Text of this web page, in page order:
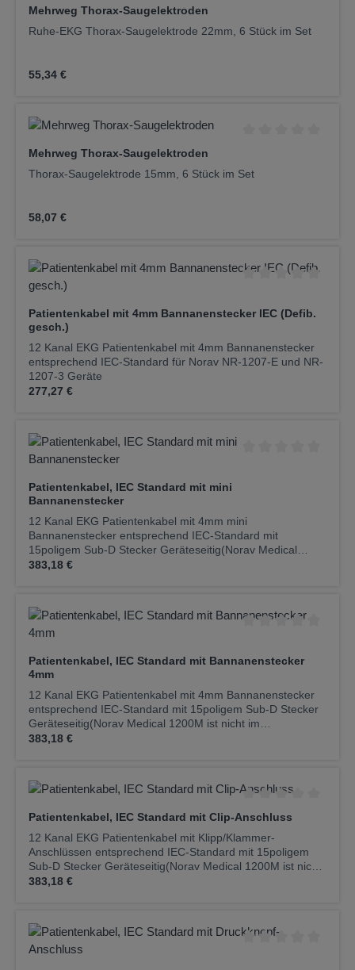
Mehrweg Thorax-Saugelektroden
Ruhe-EKG Thorax-Saugelektrode 22mm, 6 Stück im Set
Regulärer Preis:
55,34 €
Mehrweg Thorax-Saugelektroden
Thorax-Saugelektrode 15mm, 6 Stück im Set
Regulärer Preis:
58,07 €
Patientenkabel mit 4mm Bannanenstecker IEC (Defib.
gesch.)
12 Kanal EKG Patientenkabel mit 4mm Bannanenstecker
entsprechend IEC-Standard für Norav NR-1207-E und NR-
1207-3 Geräte
Regulärer Preis:
277,27 €
Patientenkabel, IEC Standard mit mini
Bannanenstecker
12 Kanal EKG Patientenkabel mit 4mm mini
Bannanenstecker entsprechend IEC-Standard mit
15poligem Sub-D Stecker Geräteseitig(Norav Medical
1200M ist nicht im Lieferumfang enthalten)
Regulärer Preis:
383,18 €
Patientenkabel, IEC Standard mit Bannanenstecker
4mm
12 Kanal EKG Patientenkabel mit 4mm Bannanenstecker
entsprechend IEC-Standard mit 15poligem Sub-D Stecker
Geräteseitig(Norav Medical 1200M ist nicht im
Lieferumfang enthalten)
Regulärer Preis:
383,18 €
Durchschnittliche
Patientenkabel, IEC Standard mit Clip-Anschluss
12 Kanal EKG Patientenkabel mit Klipp/Klammer-
Anschlüssen entsprechend IEC-Standard mit 15poligem
Sub-D Stecker Geräteseitig(Norav Medical 1200M ist nicht
im Lieferumfang enthalten)
Regulärer Preis:
383,18 €